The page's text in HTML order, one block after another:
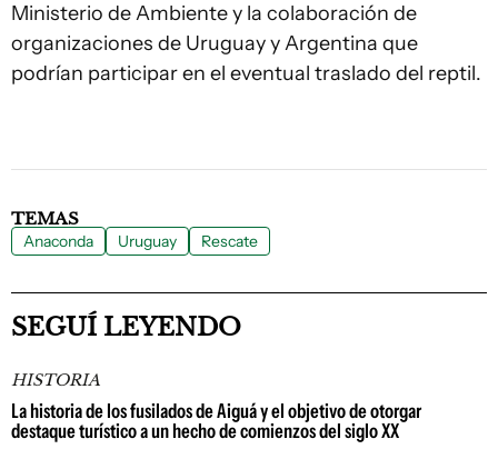
Ministerio de Ambiente y la colaboración de
organizaciones de Uruguay y Argentina que
podrían participar en el eventual traslado del reptil.
TEMAS
Anaconda Uruguay Rescate
SEGUÍ LEYENDO
HISTORIA
La historia de los fusilados de Aiguá y el objetivo de otorgar
destaque turístico a un hecho de comienzos del siglo XX